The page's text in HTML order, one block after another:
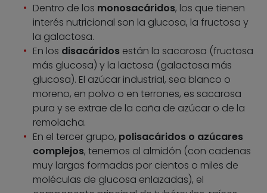
Dentro de los monosacáridos, los que tienen
interés nutricional son la glucosa, la fructosa y
la galactosa.
En los disacáridos están la sacarosa (fructosa
más glucosa) y la lactosa (galactosa más
glucosa). El azúcar industrial, sea blanco o
moreno, en polvo o en terrones, es sacarosa
pura y se extrae de la caña de azúcar o de la
remolacha.
En el tercer grupo, polisacáridos o azúcares
complejos, tenemos al almidón (con cadenas
muy largas formadas por cientos o miles de
moléculas de glucosa enlazadas), el